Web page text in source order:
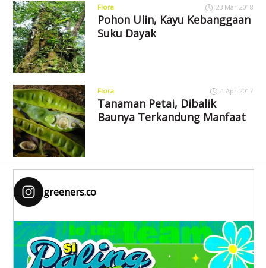
Flora 23 Mar 2018
Pohon Ulin, Kayu Kebanggaan
Suku Dayak
Flora 4 Apr 2017
Tanaman Petai, Dibalik
Baunya Terkandung Manfaat
greeners.co